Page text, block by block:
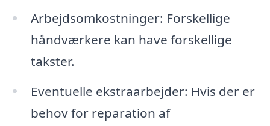
Arbejdsomkostninger: Forskellige
håndværkere kan have forskellige
takster.
Eventuelle ekstraarbejder: Hvis der er
behov for reparation af